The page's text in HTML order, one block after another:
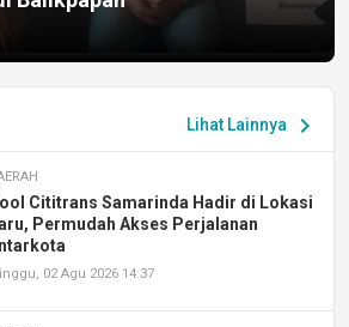
Lihat Lainnya chevron_right
Cititrans Samarinda Hadir di Lokasi
Permudah Akses Perjalanan
02 Agu 2026 14:37